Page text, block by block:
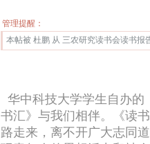
管理提醒：
本帖被 杜鹏 从 三农研究读书会读书报
华中科技大学学生自办的
书汇》与我们相伴。《读
路走来，离不开广大志同